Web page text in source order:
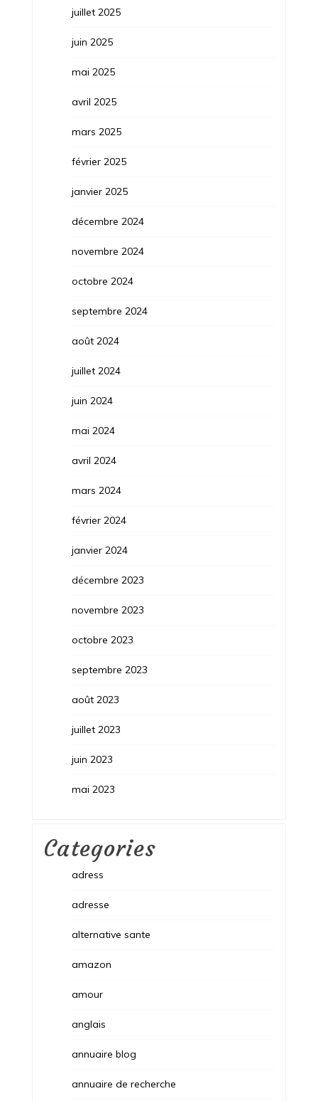
juillet 2025
juin 2025
mai 2025
avril 2025
mars 2025
février 2025
janvier 2025
décembre 2024
novembre 2024
octobre 2024
septembre 2024
août 2024
juillet 2024
juin 2024
mai 2024
avril 2024
mars 2024
février 2024
janvier 2024
décembre 2023
novembre 2023
octobre 2023
septembre 2023
août 2023
juillet 2023
juin 2023
mai 2023
Categories
adress
adresse
alternative sante
amazon
amour
anglais
annuaire blog
annuaire de recherche